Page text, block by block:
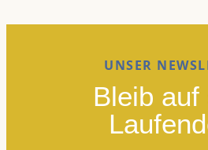
UNSER
Bleib auf